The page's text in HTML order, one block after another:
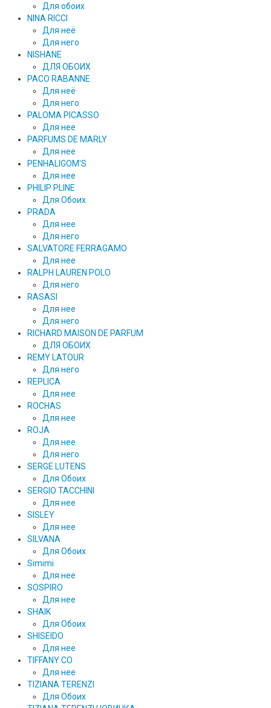
Для обоих
NINA RICCI
Для неё
Для него
NISHANE
ДЛЯ ОБОИХ
PACO RABANNE
Для неё
Для него
PALOMA PICASSO
Для нее
PARFUMS DE MARLY
Для нее
PENHALIGOM'S
Для нее
PHILIP PLINE
Для Обоих
PRADA
Для нее
Для него
SALVATORE FERRAGAMO
Для нее
RALPH LAUREN POLO
Для него
RASASI
Для нее
Для него
RICHARD MAISON DE PARFUM
ДЛЯ ОБОИХ
REMY LATOUR
Для него
REPLICA
Для нее
ROCHAS
Для нее
ROJA
Для нее
Для него
SERGE LUTENS
Для Обоих
SERGIO TACCHINI
Для нее
SISLEY
Для нее
SILVANA
Для Обоих
Simimi
Для нее
SOSPIRO
Для нее
SHAIK
Для Обоих
SHISEIDO
Для нее
TIFFANY CO
Для нее
TIZIANA TERENZI
Для Обоих